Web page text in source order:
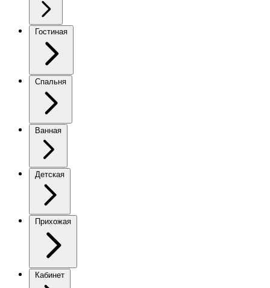
Гостиная
Спальня
Ванная
Детская
Прихожая
Кабинет